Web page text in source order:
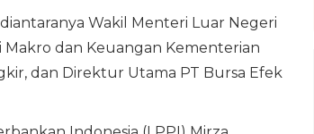
Wakil Menteri Luar Negeri
Makro dan Keuangan Kementerian
dan Direktur Utama PT Bursa Efek